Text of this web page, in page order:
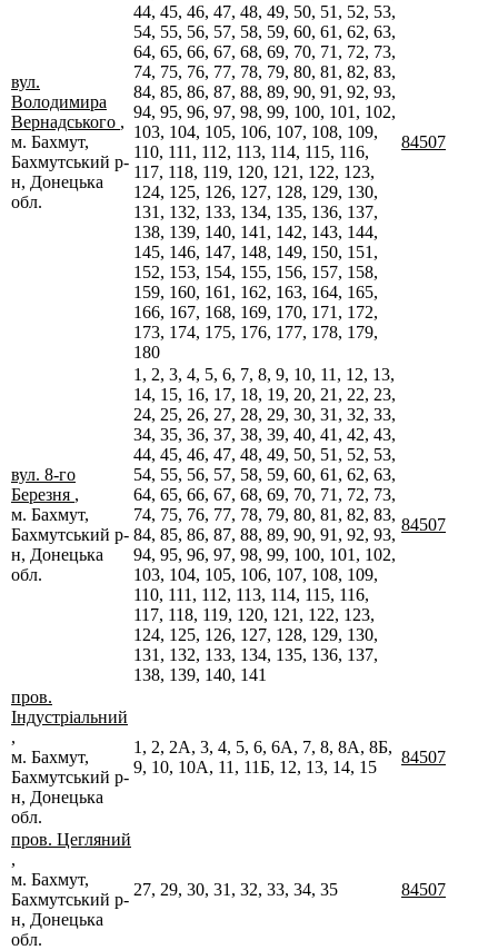
вул.
Володимира
Вернадського ,
м. Бахмут,
Бахмутський р-
н, Донецька
обл.
44, 45, 46, 47, 48, 49, 50, 51, 52, 53,
54, 55, 56, 57, 58, 59, 60, 61, 62, 63,
64, 65, 66, 67, 68, 69, 70, 71, 72, 73,
74, 75, 76, 77, 78, 79, 80, 81, 82, 83,
84, 85, 86, 87, 88, 89, 90, 91, 92, 93,
94, 95, 96, 97, 98, 99, 100, 101, 102,
103, 104, 105, 106, 107, 108, 109,
110, 111, 112, 113, 114, 115, 116,
117, 118, 119, 120, 121, 122, 123,
124, 125, 126, 127, 128, 129, 130,
131, 132, 133, 134, 135, 136, 137,
138, 139, 140, 141, 142, 143, 144,
145, 146, 147, 148, 149, 150, 151,
152, 153, 154, 155, 156, 157, 158,
159, 160, 161, 162, 163, 164, 165,
166, 167, 168, 169, 170, 171, 172,
173, 174, 175, 176, 177, 178, 179,
180
84507
вул. 8-го
Березня ,
м. Бахмут,
Бахмутський р-
н, Донецька
обл.
1, 2, 3, 4, 5, 6, 7, 8, 9, 10, 11, 12, 13,
14, 15, 16, 17, 18, 19, 20, 21, 22, 23,
24, 25, 26, 27, 28, 29, 30, 31, 32, 33,
34, 35, 36, 37, 38, 39, 40, 41, 42, 43,
44, 45, 46, 47, 48, 49, 50, 51, 52, 53,
54, 55, 56, 57, 58, 59, 60, 61, 62, 63,
64, 65, 66, 67, 68, 69, 70, 71, 72, 73,
74, 75, 76, 77, 78, 79, 80, 81, 82, 83,
84, 85, 86, 87, 88, 89, 90, 91, 92, 93,
94, 95, 96, 97, 98, 99, 100, 101, 102,
103, 104, 105, 106, 107, 108, 109,
110, 111, 112, 113, 114, 115, 116,
117, 118, 119, 120, 121, 122, 123,
124, 125, 126, 127, 128, 129, 130,
131, 132, 133, 134, 135, 136, 137,
138, 139, 140, 141
84507
пров.
Індустріальний
,
м. Бахмут,
Бахмутський р-
н, Донецька
обл.
1, 2, 2А, 3, 4, 5, 6, 6А, 7, 8, 8А, 8Б,
9, 10, 10А, 11, 11Б, 12, 13, 14, 15
84507
пров. Цегляний
,
м. Бахмут,
Бахмутський р-
н, Донецька
обл.
27, 29, 30, 31, 32, 33, 34, 35 84507